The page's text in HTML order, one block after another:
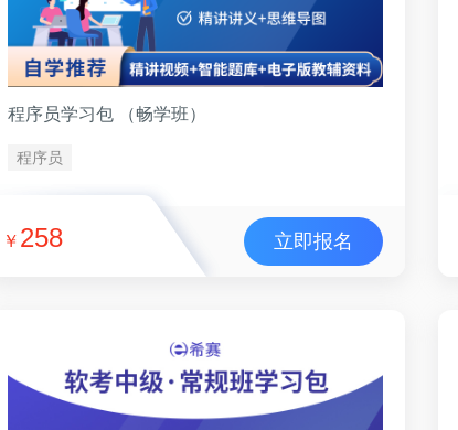
程序员学习包 （畅学班）
程序员
￥ 258 立即报名